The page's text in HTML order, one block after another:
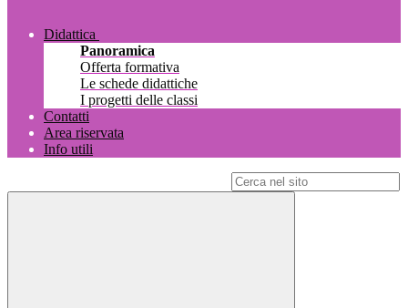
Didattica
Panoramica
Offerta formativa
Le schede didattiche
I progetti delle classi
Contatti
Area riservata
Info utili